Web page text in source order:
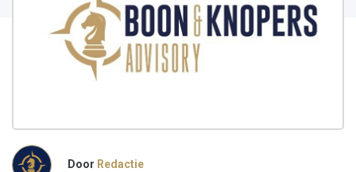
Door Redactie